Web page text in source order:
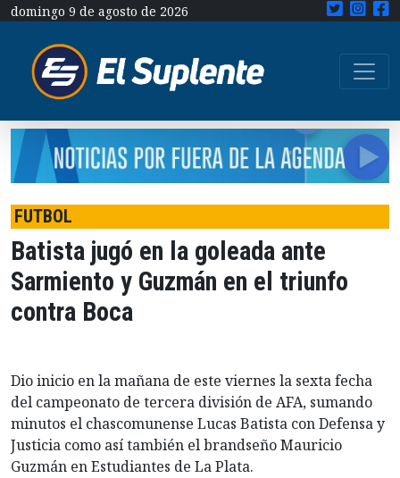
domingo 9 de agosto de 2026
FUTBOL
Batista jugó en la goleada ante
Sarmiento y Guzmán en el triunfo
contra Boca
Dio inicio en la mañana de este viernes la sexta fecha
del campeonato de tercera división de AFA, sumando
minutos el chascomunense Lucas Batista con Defensa y
Justicia como así también el brandseño Mauricio
Guzmán en Estudiantes de La Plata.